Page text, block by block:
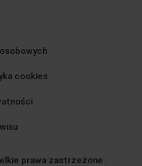
cookies
prawa zastrzeżone.